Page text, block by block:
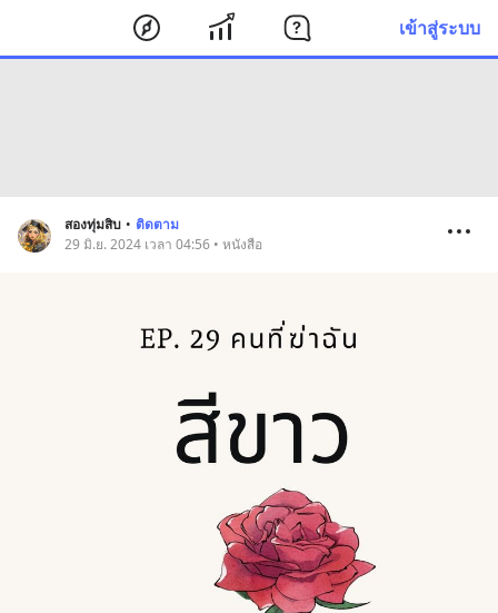
เข้าสู่ระบบ
สองทุ่มสิบ • ติดตาม
29 มิ.ย. 2024 เวลา 04:56 • หนังสือ